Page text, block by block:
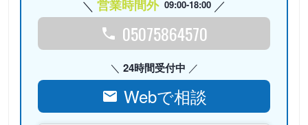
営業時間外 09:00-18:00
05075864570
24時間受付中
Webで相談